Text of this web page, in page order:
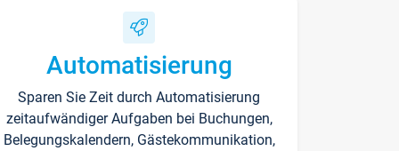
Automatisierung
Sparen Sie Zeit durch Automatisierung
zeitaufwändiger Aufgaben bei Buchungen,
Belegungskalendern, Gästekommunikation,